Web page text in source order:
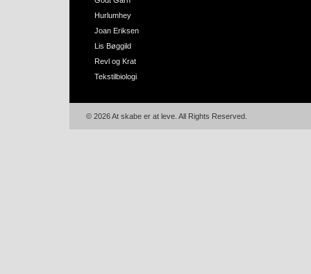
Hurlumhey
Joan Eriksen
Lis Bøggild
Revl og Krat
Tekstilbiologi
© 2026 At skabe er at leve. All Rights Reserved.